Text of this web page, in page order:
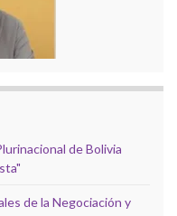
de Bolivia
de la Negociación y